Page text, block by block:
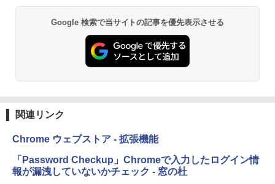
￥19,980
Kindle Paperwhite シグニチャーエディ
ション (32GB) 7インチディスプレイ、明
Amazon Kindle Colorsoft | 16GBストレ
ージ、防水、7インチカラーディスプレ
イ、色調調節ライト、最大8週間持続バッ
Google 検索で当サイトの記事を優先表示させる
関連リンク
Chrome ウェブストア - 拡張機能
「Password Checkup」Chromeで入力したログイン情
報が漏洩していないかチェック - 窓の杜